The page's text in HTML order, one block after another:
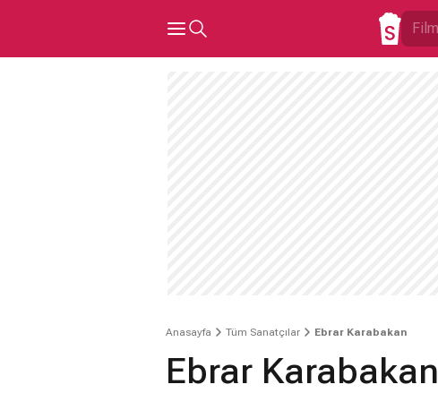
Anasayfa Tüm Sanatçılar Ebrar Karabakan
Ebrar Karabakan